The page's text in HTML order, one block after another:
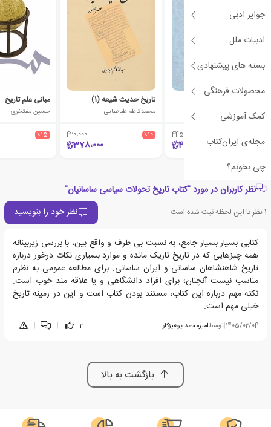
جوایز ادبی
ادبیات ملل
بسته های پیشنهادی
محصولات فرهنگی
کمک آموزشی
مجله‌ی ایران‌کتاب
چی بخونم؟
شناخت نامه نهج البلاغه
احمد غلامعلی
445،000
400،500
تاریخ حدیث شیعه (1)
محمدکاظم طباطبایی
٪10 420،000
378،000
مبانی علم تاریخ
حسین مفتخری
٪15
نظر کاربران در مورد "کتاب تاریخ تحولات سیاسی ساسانیان"
1نظر تا این لحظه ثبت شده است نظر خود را بنویسید
کتابی بسیار بسیار جامع، به نسبت بی طرف و واقع بین، با بررسی زیربینانه
همه چیزهایی که در تاریخ تاریک مانده و موارد بسیاری نکات درخور درباره
تاریخ شاهنشاهان ساسانی و ایران ساسانی. برای مطالعه عمومی به نظرم
مناسب نیست آنچنان؛ برای افراد دانشگاهی و یا علاقه مند خوب است.
نکته مهم درباره این کتاب، مستند بودن کتاب است و این در زمینه تاریخ
خیلی مهم است.
1405/02/04
|توسطامیرمحمد پرهیزکار 3
|
|
بازگشت به بالا